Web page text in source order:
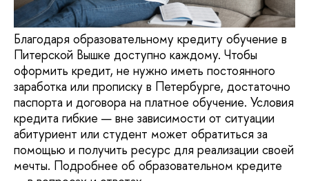
Благодаря образовательному кредиту обучение в
Питерской Вышке доступно каждому. Чтобы
оформить кредит, не нужно иметь постоянного
заработка или прописку в Петербурге, достаточно
паспорта и договора на платное обучение. Условия
кредита гибкие — вне зависимости от ситуации
абитуриент или студент может обратиться за
помощью и получить ресурс для реализации своей
мечты. Подробнее об образовательном кредите